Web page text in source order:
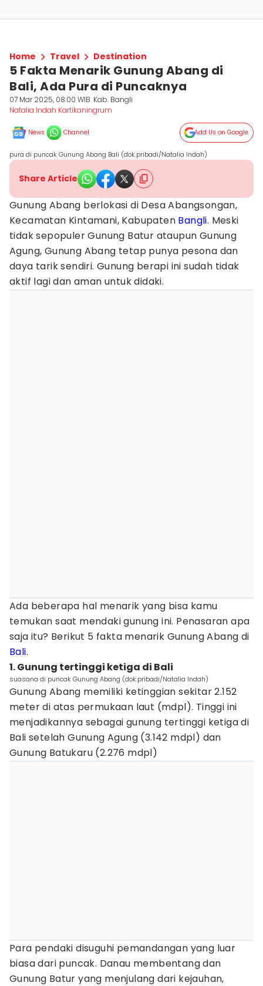
Home Travel Destination
5 Fakta Menarik Gunung Abang di
Bali, Ada Pura di Puncaknya
07 Mar 2025, 08:00 WIB Kab. Bangli
Natalia Indah Kartikaningrum
News Channel Add Us on Google
pura di puncak Gunung Abang Bali (dok.pribadi/Natalia Indah)
Share Article
Gunung Abang berlokasi di Desa Abangsongan,
Kecamatan Kintamani, Kabupaten Bangli. Meski
tidak sepopuler Gunung Batur ataupun Gunung
Agung, Gunung Abang tetap punya pesona dan
daya tarik sendiri. Gunung berapi ini sudah tidak
aktif lagi dan aman untuk didaki.
Ada beberapa hal menarik yang bisa kamu
temukan saat mendaki gunung ini. Penasaran apa
saja itu? Berikut 5 fakta menarik Gunung Abang di
Bali.
1. Gunung tertinggi ketiga di Bali
suasana di puncak Gunung Abang (dok.pribadi/Natalia Indah)
Gunung Abang memiliki ketinggian sekitar 2.152
meter di atas permukaan laut (mdpl). Tinggi ini
menjadikannya sebagai gunung tertinggi ketiga di
Bali setelah Gunung Agung (3.142 mdpl) dan
Gunung Batukaru (2.276 mdpl)
Para pendaki disuguhi pemandangan yang luar
biasa dari puncak. Danau membentang dan
Gunung Batur yang menjulang dari kejauhan,